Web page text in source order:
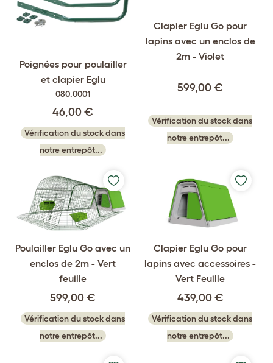
Poignées pour poulailler
et clapier Eglu
080.0001
46,00 €
Vérification du stock dans
notre entrepôt...
Clapier Eglu Go pour
lapins avec un enclos de
2m - Violet
599,00 €
Vérification du stock dans
notre entrepôt...
Poulailler Eglu Go avec un
enclos de 2m - Vert
feuille
599,00 €
Vérification du stock dans
notre entrepôt...
Clapier Eglu Go pour
lapins avec accessoires -
Vert Feuille
439,00 €
Vérification du stock dans
notre entrepôt...